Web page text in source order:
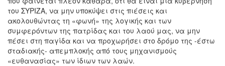
του ΣΥΡΙΖΑ, να μην υποκύψει στις πιέσεις και
ακολουθώντας τη «φωνή» της λογικής και των
συμφερόντων της πατρίδας και του λαού μας, να μην
πέσει στη παγίδα και να προχωρήσει στο δρόμο της -έστω
σταδιακής- απεμπλοκής από τους μηχανισμούς
«ευθανασίας» των ίδιων των λαών.